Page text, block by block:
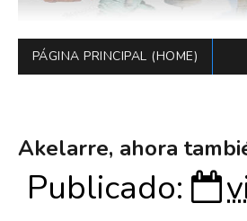
PÁGINA PRINCIPAL (HOME)
Akelarre, ahora
Publicado: